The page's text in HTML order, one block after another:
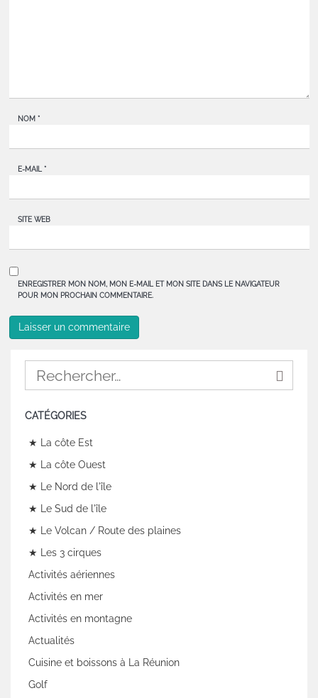
NOM *
E-MAIL *
SITE WEB
ENREGISTRER MON NOM, MON E-MAIL ET MON SITE DANS LE NAVIGATEUR
POUR MON PROCHAIN COMMENTAIRE.
CATÉGORIES
★ La côte Est
★ La côte Ouest
★ Le Nord de l'île
★ Le Sud de l'île
★ Le Volcan / Route des plaines
★ Les 3 cirques
Activités aériennes
Activités en mer
Activités en montagne
Actualités
Cuisine et boissons à La Réunion
Golf